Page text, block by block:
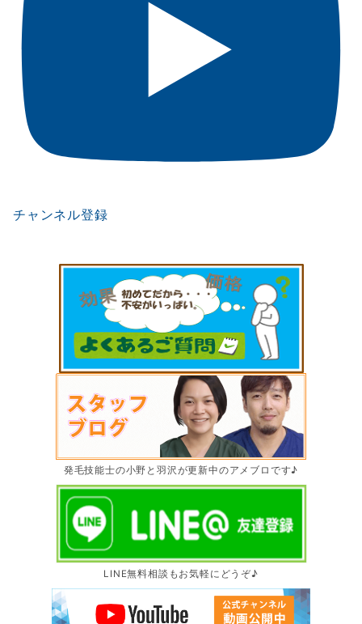
チャンネル登録
発毛技能士の小野と羽沢が更新中のアメブロです♪
LINE無料相談もお気軽にどうぞ♪